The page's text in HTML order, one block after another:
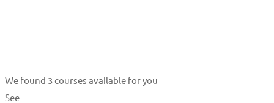
We found 3courses available for you
See